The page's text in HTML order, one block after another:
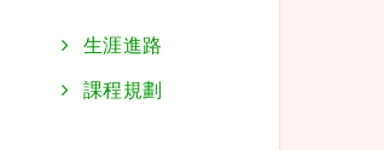
生涯進路
課程規劃